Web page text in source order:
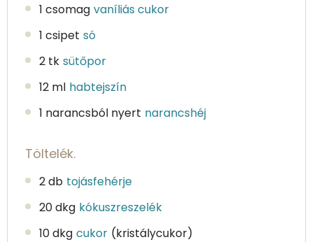
1 csomag vaníliás cukor
1 csipet só
2 tk sütőpor
12 ml habtejszín
1 narancsból nyert narancshéj
Töltelék.
2 db tojásfehérje
20 dkg kókuszreszelék
10 dkg cukor (kristálycukor)